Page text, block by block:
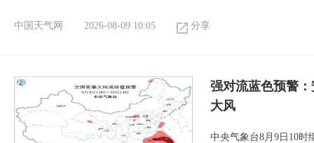
中国天气网 2026-08-09 10:05 分享
强对流蓝色预警
大风
中央气象台8月9日10时